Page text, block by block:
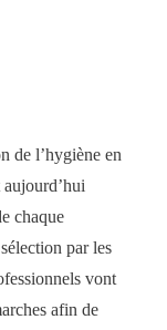
de l’hygiène en
chaque
par les
vont
afin de